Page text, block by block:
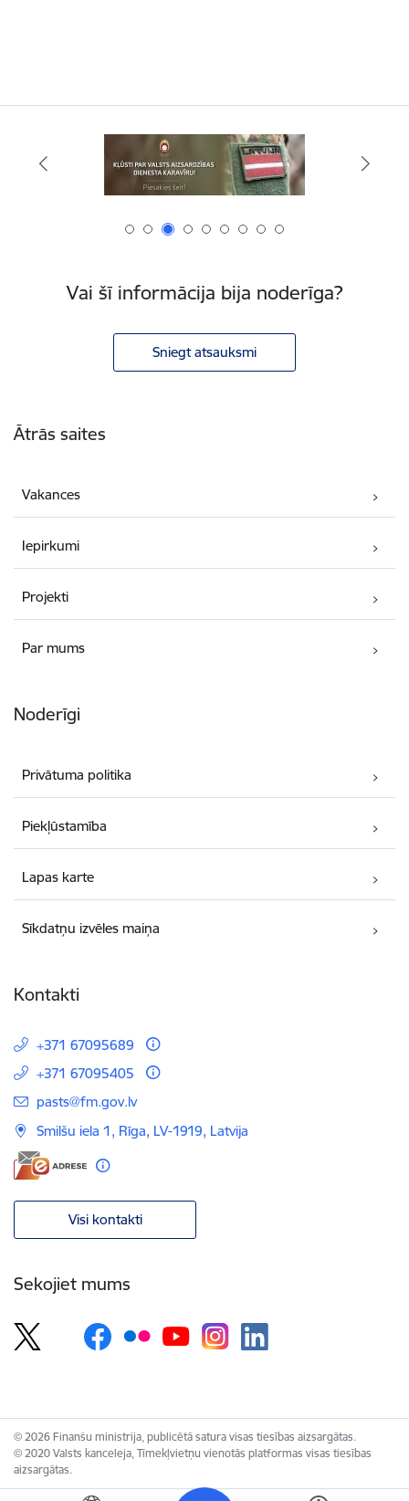
Vai šī informācija bija noderīga?
Sniegt atsauksmi
Ātrās saites
Vakances
Iepirkumi
Projekti
Par mums
Noderīgi
Privātuma politika
Piekļūstamība
Lapas karte
Sīkdatņu izvēles maiņa
Kontakti
+371 67095689
+371 67095405
E-pasts:
pasts@fm.gov.lv
Smilšu iela 1, Rīga, LV-1919, Latvija
Visi kontakti
Sekojiet mums
© 2026 Finanšu ministrija, publicētā satura visas tiesības aizsargātas.
© 2020 Valsts kanceleja, Tīmekļvietņu vienotās platformas visas tiesības
aizsargātas.